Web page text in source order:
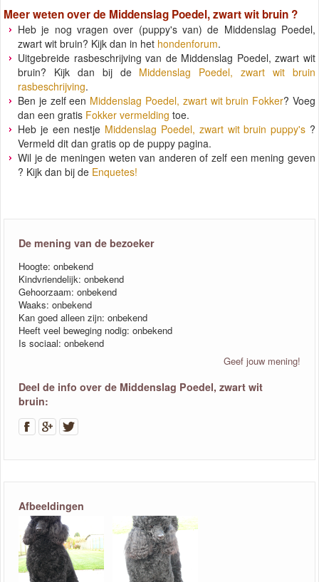
Meer weten over de Middenslag Poedel, zwart wit bruin ?
Heb je nog vragen over (puppy's van) de Middenslag Poedel,
zwart wit bruin? Kijk dan in het hondenforum.
Uitgebreide rasbeschrijving van de Middenslag Poedel, zwart wit
bruin? Kijk dan bij de Middenslag Poedel, zwart wit bruin
rasbeschrijving.
Ben je zelf een Middenslag Poedel, zwart wit bruin Fokker? Voeg
dan een gratis Fokker vermelding toe.
Heb je een nestje Middenslag Poedel, zwart wit bruin puppy's ?
Vermeld dit dan gratis op de puppy pagina.
Wil je de meningen weten van anderen of zelf een mening geven
? Kijk dan bij de Enquetes!
De mening van de bezoeker
Hoogte: onbekend
Kindvriendelijk: onbekend
Gehoorzaam: onbekend
Waaks: onbekend
Kan goed alleen zijn: onbekend
Heeft veel beweging nodig: onbekend
Is sociaal: onbekend
Geef jouw mening!
Deel de info over de Middenslag Poedel, zwart wit
bruin:
Afbeeldingen